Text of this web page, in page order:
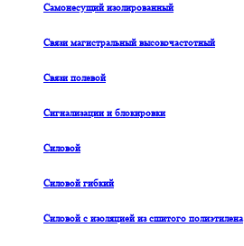
Самонесущий изолированный
Связи магистральный высокочастотный
Связи полевой
Сигнализации и блокировки
Силовой
Силовой гибкий
Силовой с изоляцией из сшитого полиэтилена